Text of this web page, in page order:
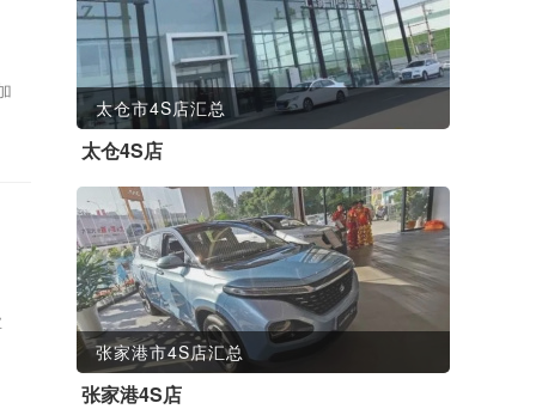
太仓市4S店汇总
太仓4S店
张家港市4S店汇总
张家港4S店